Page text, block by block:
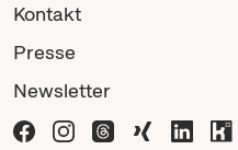
Kontakt
Presse
Newsletter